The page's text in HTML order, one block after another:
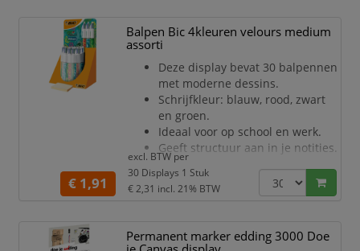
het etui terecht!
Aan de andere kant vinden we
weekmakervrij.
Navulbaar hulpmiddel met
Maped Essential Soft Medium
Balpen Bic 4kleuren velours medium
assorti
Deze display bevat 30 balpennen
met moderne dessins.
Schrijfkleur: blauw, rood, zwart
en groen.
Ideaal voor op school en werk.
Geeft structuur aan in je notities.
Altijd de juiste schrijfkleur
paraat.
Medium schrijfpunt.
€ 1,91
excl. BTW per
30 Displays 1 Stuk
€ 2,31 incl. 21% BTW
Permanent marker edding 3000 Doe